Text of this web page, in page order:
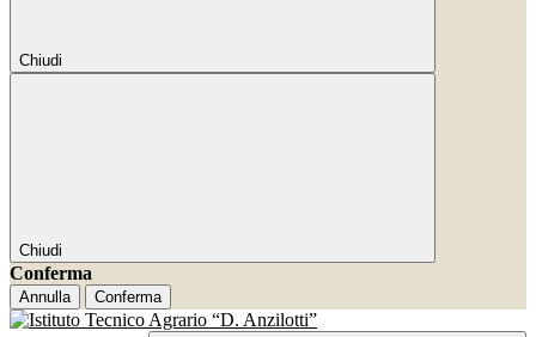
Chiudi
Chiudi
Conferma
Annulla Conferma